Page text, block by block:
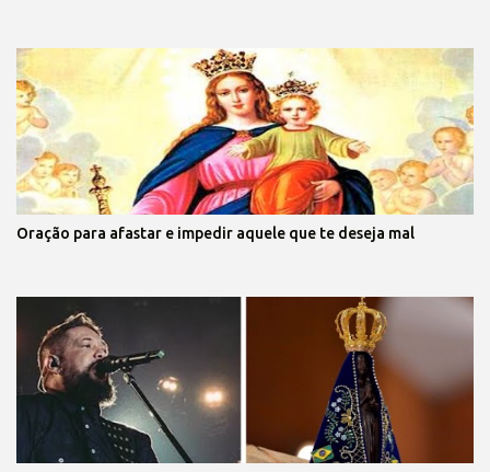
Oração para afastar e impedir aquele que te deseja mal